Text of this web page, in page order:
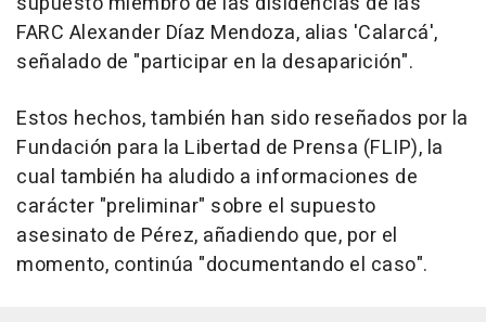
FARC Alexander Díaz Mendoza, alias 'Calarcá',
señalado de "participar en la desaparición".
Estos hechos, también han sido reseñados por la
Fundación para la Libertad de Prensa (FLIP), la
cual también ha aludido a informaciones de
carácter "preliminar" sobre el supuesto
asesinato de Pérez, añadiendo que, por el
momento, continúa "documentando el caso".